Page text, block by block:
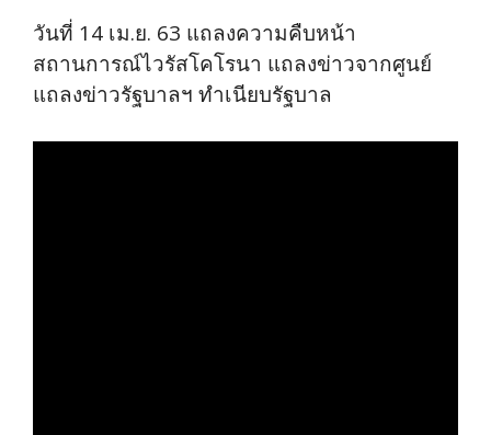
วันที่ 14 เม.ย. 63 แถลงความคืบหน้า
สถานการณ์ไวรัสโคโรนา แถลงข่าวจากศูนย์
แถลงข่าวรัฐบาลฯ ทำเนียบรัฐบาล